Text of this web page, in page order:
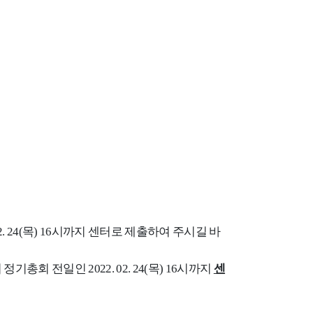
24(목) 16시까지 센터로 제출하여 주시길 바
정기총회 전일인2022. 02. 24(목) 16시까지 센